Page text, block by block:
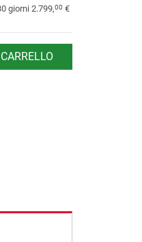
giorni 2.799,00 €